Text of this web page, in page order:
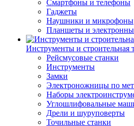
Смартфоны и телефоны
Гаджеты
Наушники и микрофоны
Планшеты и
Инструменты и строительная
Рейсмусовые станки
Инструменты
Замки
Электроножницы по
Наборы
Углошлифовальные
Дрели и шуруповерты
Точильные станки